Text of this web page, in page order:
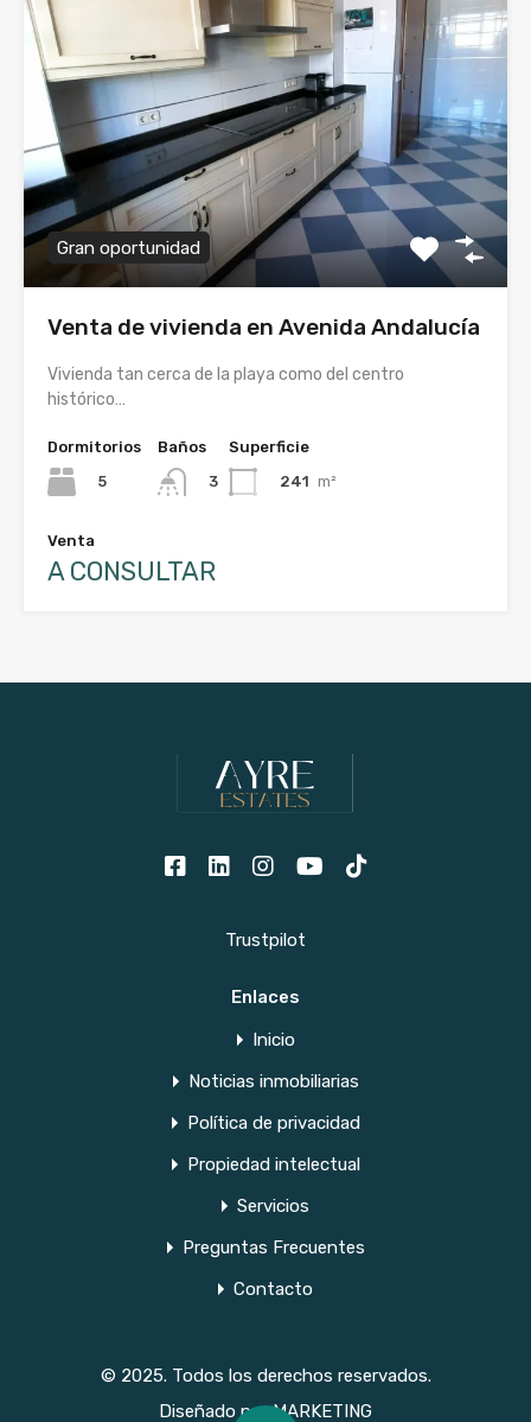
Gran oportunidad
Venta de vivienda en Avenida Andalucía
Vivienda tan cerca de la playa como del centro
histórico…
Dormitorios
5
Baños
3
Superficie
241 m²
Venta
A CONSULTAR
Trustpilot
Enlaces
Inicio
Noticias inmobiliarias
Política de privacidad
Propiedad intelectual
Servicios
Preguntas Frecuentes
Contacto
© 2025. Todos los derechos reservados.
Diseñado porMARKETING